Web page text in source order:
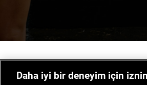
Daha iyi bir deneyim için